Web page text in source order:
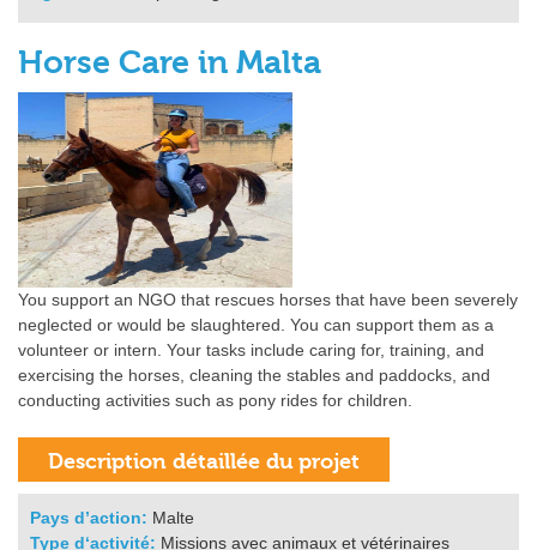
Horse Care in Malta
You support an NGO that rescues horses that have been severely
neglected or would be slaughtered. You can support them as a
volunteer or intern. Your tasks include caring for, training, and
exercising the horses, cleaning the stables and paddocks, and
conducting activities such as pony rides for children.
Pays d’action: Malte
Type d‘activité: Missions avec animaux et vétérinaires